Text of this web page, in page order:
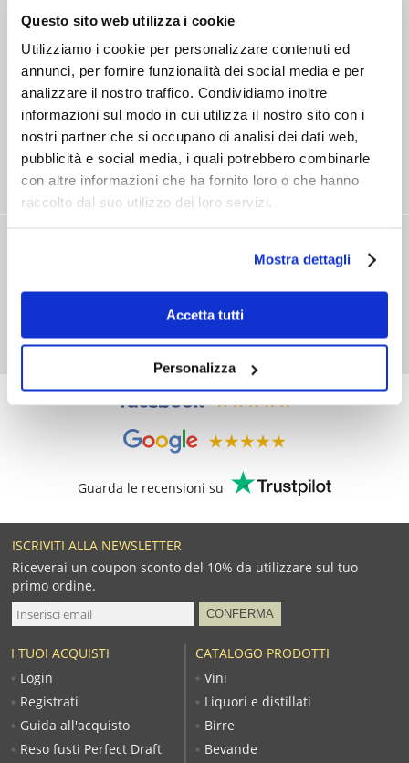
Questo sito web utilizza i cookie
Utilizziamo i cookie per personalizzare contenuti ed
annunci, per fornire funzionalità dei social media e per
analizzare il nostro traffico. Condividiamo inoltre
informazioni sul modo in cui utilizza il nostro sito con i
nostri partner che si occupano di analisi dei dati web,
pubblicità e social media, i quali potrebbero combinarle
con altre informazioni che ha fornito loro o che hanno
raccolto dal suo utilizzo dei loro servizi.
Mostra dettagli
Accetta tutti
Personalizza
SHOPPING
I TUOI PAGAMENTI SONO SICURI!
Paga in 3 rate senza interessi con PayPal per acquisti
da € 30 a € 2000
Richiedi informazionioppure:
WhatsApp:
Attivi lun-ven 8:00/18:30
Guarda le recensioni su
ISCRIVITI ALLA NEWSLETTER
Riceverai un coupon sconto del 10% da utilizzare sul tuo
primo ordine.
CATALOGO PRODOTTI
Vini
Liquori e distillati
Birre
Bevande
I TUOI ACQUISTI
Login
Registrati
Guida all'acquisto
Reso fusti Perfect Draft